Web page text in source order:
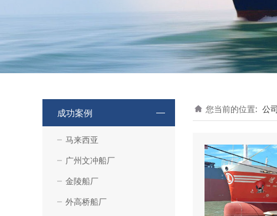
成功案例
马来西亚
广州文冲船厂
金陵船厂
外高桥船厂
您当前的位置: 公